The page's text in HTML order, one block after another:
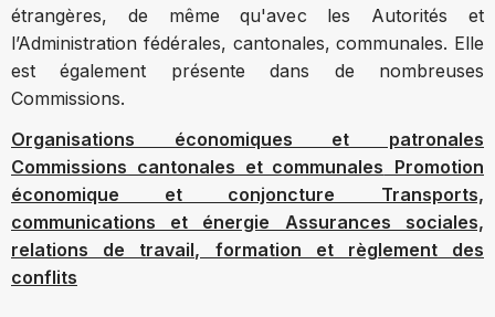
étrangères, de même qu'avec les Autorités et
l’Administration fédérales, cantonales, communales. Elle
est également présente dans de nombreuses
Commissions.
Organisations économiques et patronales
Commissions cantonales et communales Promotion
économique et conjoncture
Transports,
communications et énergie
Assurances sociales,
relations de travail, formation et règlement des
conflits